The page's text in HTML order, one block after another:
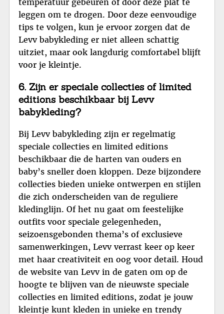
temperatuur gebeuren of door deze plat te
leggen om te drogen. Door deze eenvoudige
tips te volgen, kun je ervoor zorgen dat de
Levv babykleding er niet alleen schattig
uitziet, maar ook langdurig comfortabel blijft
voor je kleintje.
6. Zijn er speciale collecties of limited
editions beschikbaar bij Levv
babykleding?
Bij Levv babykleding zijn er regelmatig
speciale collecties en limited editions
beschikbaar die de harten van ouders en
baby’s sneller doen kloppen. Deze bijzondere
collecties bieden unieke ontwerpen en stijlen
die zich onderscheiden van de reguliere
kledinglijn. Of het nu gaat om feestelijke
outfits voor speciale gelegenheden,
seizoensgebonden thema’s of exclusieve
samenwerkingen, Levv verrast keer op keer
met haar creativiteit en oog voor detail. Houd
de website van Levv in de gaten om op de
hoogte te blijven van de nieuwste speciale
collecties en limited editions, zodat je jouw
kleintje kunt kleden in unieke en trendy